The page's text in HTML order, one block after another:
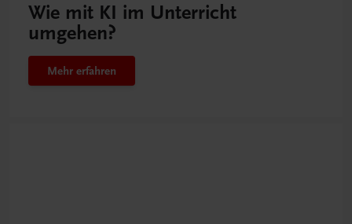
Wie mit KI im Unterricht
umgehen?
Mehr erfahren